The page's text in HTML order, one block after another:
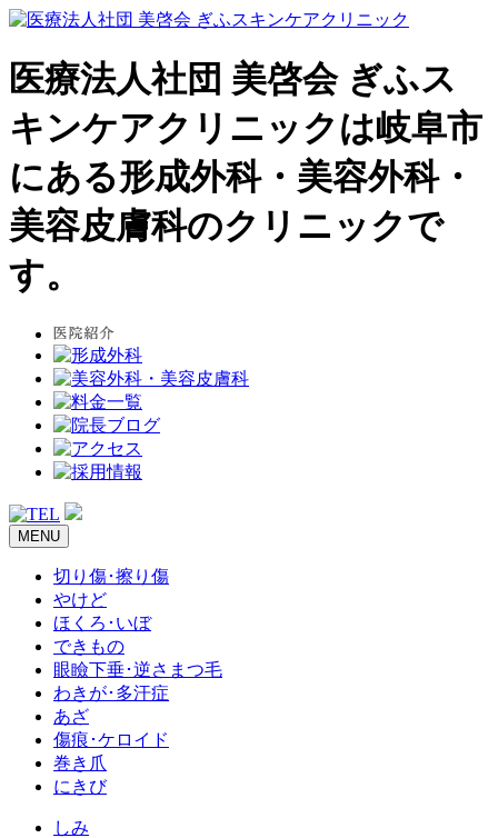
医療法人社団 美啓会 ぎふス
キンケアクリニックは岐阜市
にある形成外科・美容外科・
美容皮膚科のクリニックで
す。
MENU
切り傷･擦り傷
やけど
ほくろ･いぼ
できもの
眼瞼下垂･逆さまつ毛
わきが･多汗症
あざ
傷痕･ケロイド
巻き爪
にきび
しみ